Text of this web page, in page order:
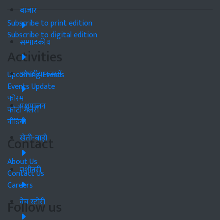
बाजार
सम्पादकीय
औषधीय फसलें
पशुपालन
खेती-बाड़ी
मशीनरी
वेब स्टोरी
Subscribe to print edition
Subscribe to digital edition
Activities
Upcoming Events
Events Update
फोरम
फोटो गैलरी
वीडियो
Contact
About Us
Contact Us
Careers
Follow us